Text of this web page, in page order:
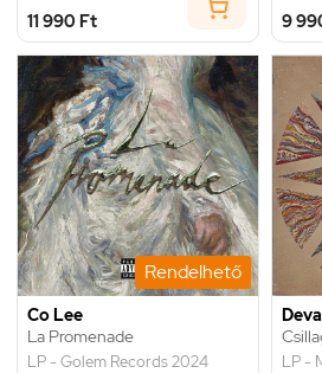
11 990 Ft 9
Rendelhető
Co Lee
La Promenade
LP - Golem Records 2024
Deva
LP -